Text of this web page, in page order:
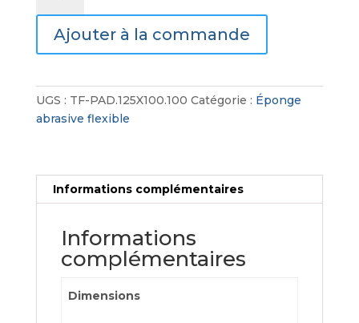
Éponge
abrasive
flexible
Ajouter à la commande
UGS : TF-PAD.125X100.100 Catégorie : Éponge
abrasive flexible
Informations complémentaires
Informations
complémentaires
Dimensions